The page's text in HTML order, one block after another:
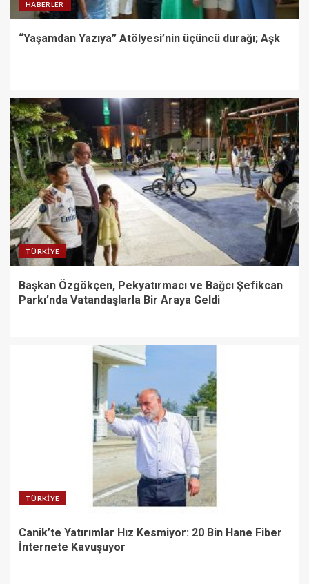
HABERLER
“Yaşamdan Yazıya” Atölyesi’nin üçüncü durağı; Aşk
TÜRKIYE
Başkan Özgökçen, Pekyatırmacı ve Bağcı Şefikcan
Parkı’nda Vatandaşlarla Bir Araya Geldi
TÜRKIYE
Canik’te Yatırımlar Hız Kesmiyor: 20 Bin Hane Fiber
İnternete Kavuşuyor